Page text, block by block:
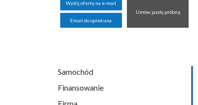
Wyślij ofertę na e-mail
Email do opiekuna
Umów jazdę próbną
Samochód
Finansowanie